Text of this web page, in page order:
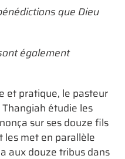
que Dieu
également
et pratique, le pasteur
étudie les
sur ses douze fils
les met en parallèle
aux douze tribus dans